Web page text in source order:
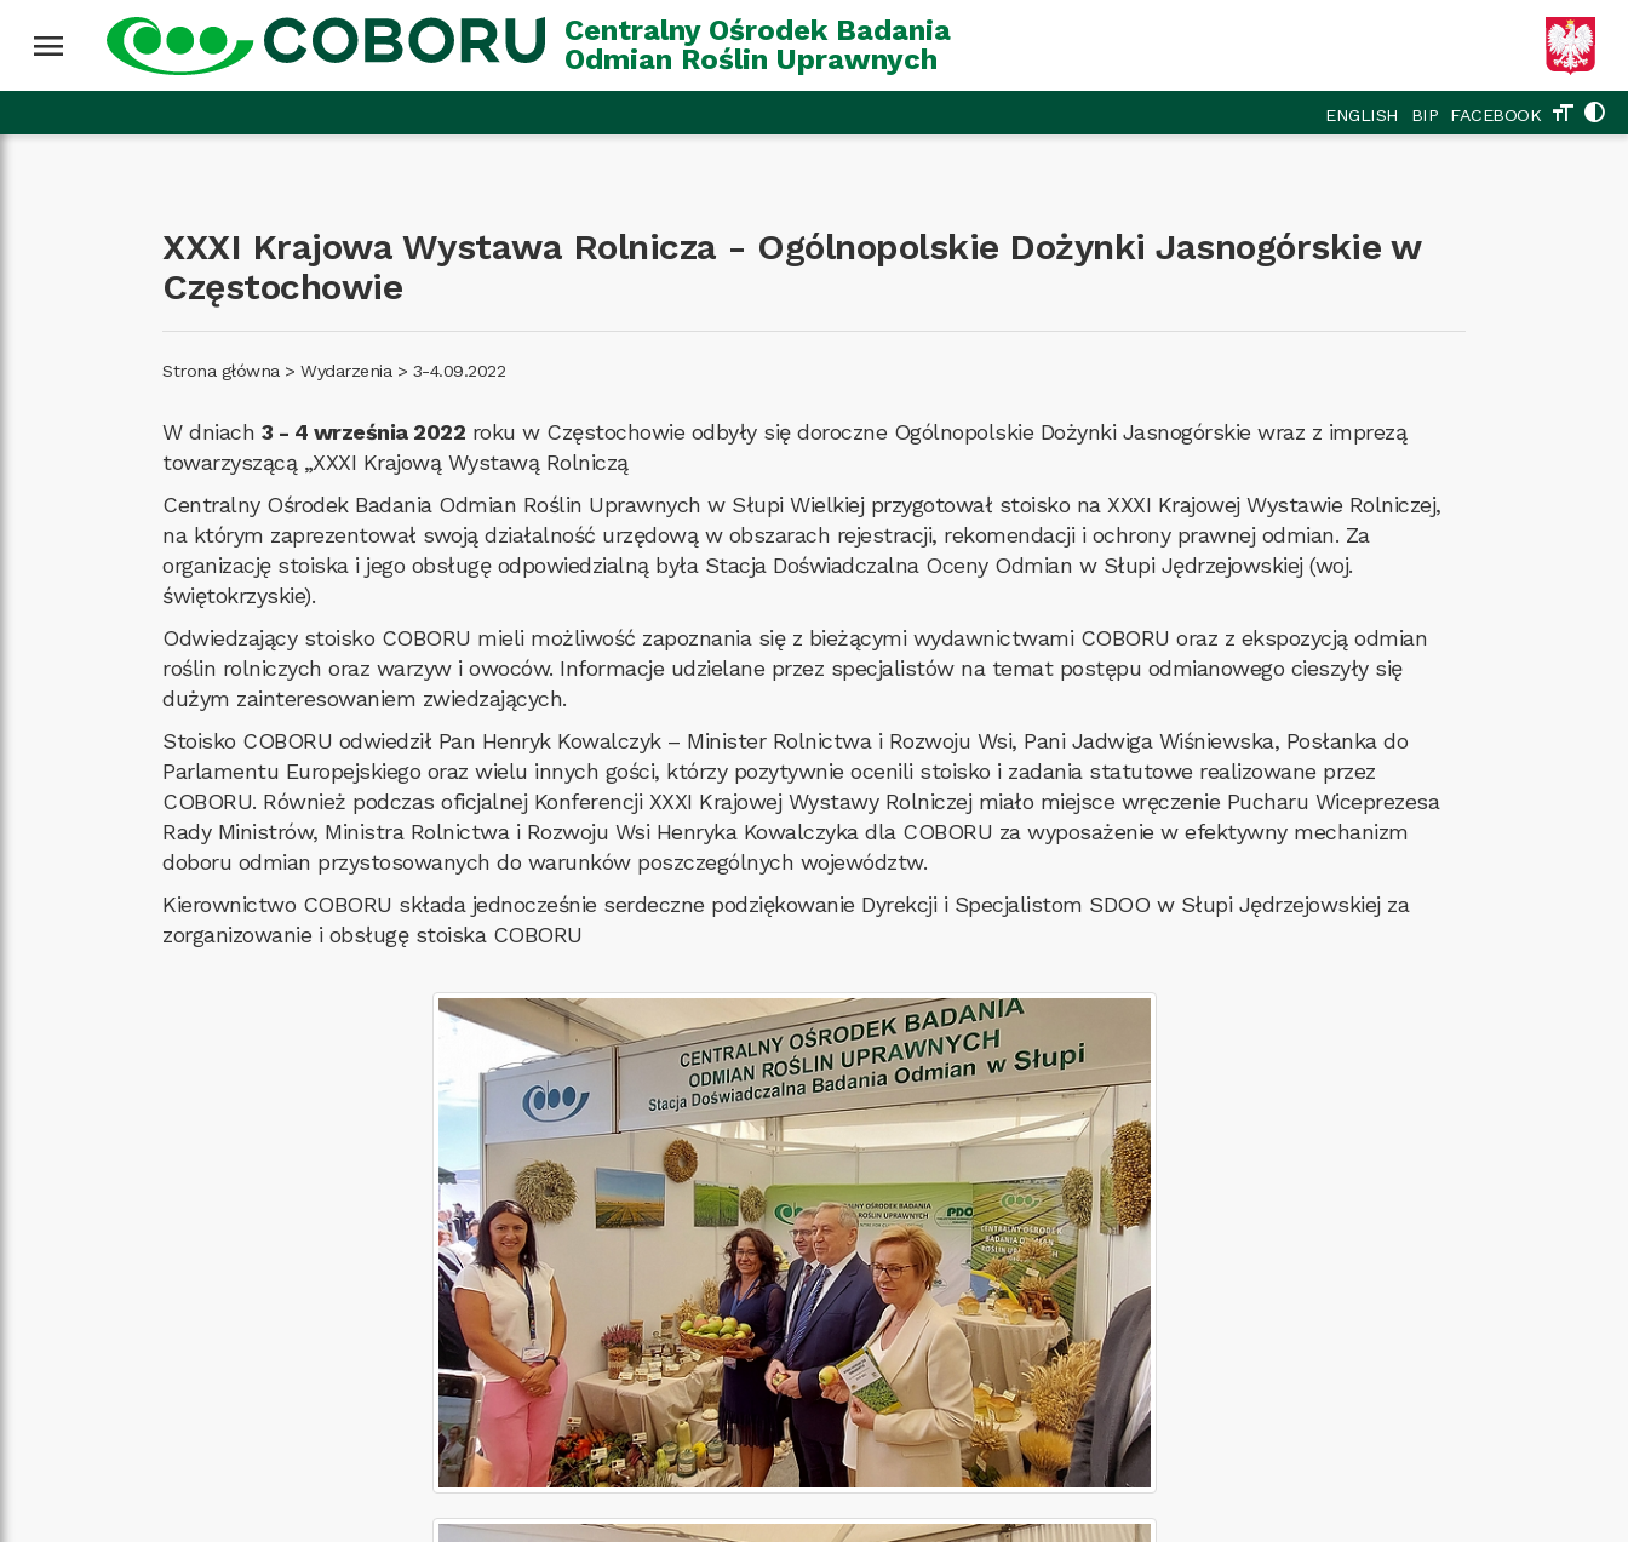
Przejdź do treści
menu
Centralny Ośrodek Badania
Odmian Roślin Uprawnych
ENGLISH BIP FACEBOOK format_size contrast
XXXI Krajowa Wystawa Rolnicza - Ogólnopolskie Dożynki Jasnogórskie w
Częstochowie
Strona główna >Wydarzenia > 3-4.09.2022
W dniach 3 - 4 września 2022 roku w Częstochowie odbyły się doroczne Ogólnopolskie Dożynki Jasnogórskie wraz z imprezą
towarzyszącą „XXXI Krajową Wystawą Rolniczą
Centralny Ośrodek Badania Odmian Roślin Uprawnych w Słupi Wielkiej przygotował stoisko na XXXI Krajowej Wystawie Rolniczej,
na którym zaprezentował swoją działalność urzędową w obszarach rejestracji, rekomendacji i ochrony prawnej odmian. Za
organizację stoiska i jego obsługę odpowiedzialną była Stacja Doświadczalna Oceny Odmian w Słupi Jędrzejowskiej (woj.
świętokrzyskie).
Odwiedzający stoisko COBORU mieli możliwość zapoznania się z bieżącymi wydawnictwami COBORU oraz z ekspozycją odmian
roślin rolniczych oraz warzyw i owoców. Informacje udzielane przez specjalistów na temat postępu odmianowego cieszyły się
dużym zainteresowaniem zwiedzających.
Stoisko COBORU odwiedził Pan Henryk Kowalczyk – Minister Rolnictwa i Rozwoju Wsi, Pani Jadwiga Wiśniewska, Posłanka do
Parlamentu Europejskiego oraz wielu innych gości, którzy pozytywnie ocenili stoisko i zadania statutowe realizowane przez
COBORU. Również podczas oficjalnej Konferencji XXXI Krajowej Wystawy Rolniczej miało miejsce wręczenie Pucharu Wiceprezesa
Rady Ministrów, Ministra Rolnictwa i Rozwoju Wsi Henryka Kowalczyka dla COBORU za wyposażenie w efektywny mechanizm
doboru odmian przystosowanych do warunków poszczególnych województw.
Kierownictwo COBORU składa jednocześnie serdeczne podziękowanie Dyrekcji i Specjalistom SDOO w Słupi Jędrzejowskiej za
zorganizowanie i obsługę stoiska COBORU
Wróć na górę